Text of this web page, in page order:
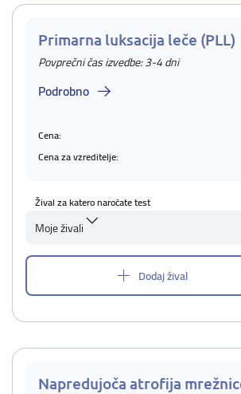
Primarna luksacija leče (PLL)
Povprečni čas izvedbe: 3-4 dni
Podrobno
Cena:
Cena za vzreditelje:
Žival za katero naročate test
Moje živali
Dodaj žival
Napredujoča atrofija